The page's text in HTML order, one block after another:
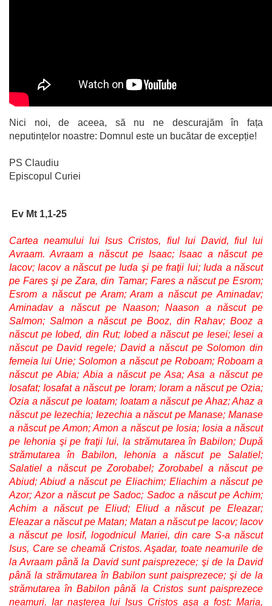
Nici noi, de aceea, să nu ne descurajăm în fața
neputințelor noastre: Domnul este un bucătar de excepție!
PS Claudiu
Episcopul Curiei
Ev Mt 1,1-25
Cartea neamului lui Isus Cristos, fiul lui David, fiul lui
Avraam. Avraam a născut pe Isaac; Isaac a născut pe
Iacov; Iacov a născut pe Iuda şi pe fraţii lui; Iuda a născut
pe Fares şi pe Zara, din Tamar; Fares a născut pe Esrom;
Esrom a născut pe Aram; Aram a născut pe Aminadav;
Aminadav a născut pe Naason; Naason a născut pe
Salmon; Salmon a născut pe Booz, din Rahav; Booz a
născut pe Iobed, din Rut; Iobed a născut pe Iesei; Iesei a
născut pe David regele; David a născut pe Solomon din
femeia lui Urie; Solomon a născut pe Roboam; Roboam a
născut pe Abia; Abia a născut pe Asa; Asa a născut pe
Iosafat; Iosafat a născut pe Ioram; Ioram a născut pe Ozia;
Ozia a născut pe Ioatam; Ioatam a născut pe Ahaz; Ahaz a
născut pe Iezechia; Iezechia a născut pe Manase; Manase
a născut pe Amon; Amon a născut pe Iosia; Iosia a născut
pe Iehonia şi pe fraţii lui, la strămutarea în Babilon; După
strămutarea în Babilon, Iehonia a născut pe Salatiel;
Salatiel a născut pe Zorobabel; Zorobabel a născut pe
Abiud; Abiud a născut pe Eliachim; Eliachim a născut pe
Azor; Azor a născut pe Sadoc; Sadoc a născut pe Achim;
Achim a născut pe Eliud; Eliud a născut pe Eleazar;
Eleazar a născut pe Matan; Matan a născut pe Iacov; Iacov
a născut pe Iosif, logodnicul Mariei, din care S-a născut
Isus, Care se cheamă Cristos. Aşadar, toate neamurile de
la Avraam până la David sunt paisprezece; şi de la David
până la strămutarea în Babilon sunt paisprezece; şi de la
strămutarea în Babilon până la Cristos sunt paisprezece
neamuri. Iar naşterea lui Isus Cristos aşa a fost: Maria,